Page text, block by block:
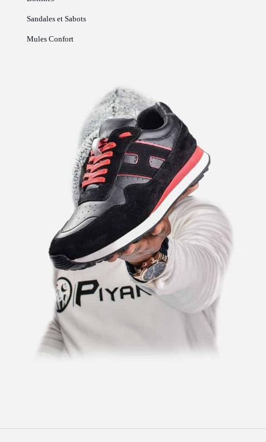
Sandales et Sabots
Mules Confort